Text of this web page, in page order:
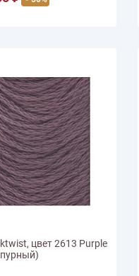
цвет 2613 Purple